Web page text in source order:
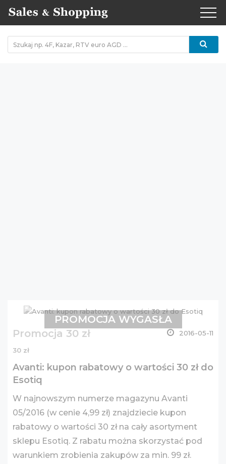
Promocja 30 zł 2016-05-11
30 zł
Avanti: kupon rabatowy o wartości 30 zł do
Esotiq
W najnowszym numerze magazynu Avanti
05/2016 (w cenie 4,99 zł) znajdziecie kupon
rabatowy o wartości 30 zł na cały asortyment
sklepu Esotiq. Z rabatu można skorzystać pod
warunkiem zrobienia zakupów za min. 99 zł.
PROMOCJA WYGASŁA